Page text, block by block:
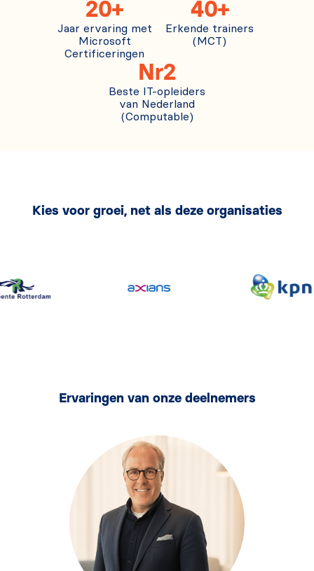
20+
Jaar ervaring met
Microsoft
Certificeringen
40+
Erkende trainers
(MCT)
Nr2
Beste IT-opleiders
van Nederland
(Computable)
Kies voor groei, net als deze organisaties
Ervaringen van onze deelnemers